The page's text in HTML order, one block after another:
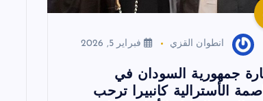
انطوان القزي فبراير 5, 2026
جمهورية السودان في
الأسترالية كانبيرا ترحب